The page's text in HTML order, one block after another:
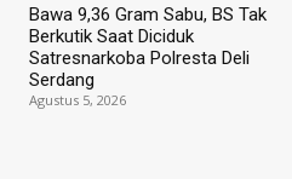
Bawa 9,36 Gram Sabu, BS Tak
Berkutik Saat Diciduk
Satresnarkoba Polresta Deli
Serdang
Agustus 5, 2026